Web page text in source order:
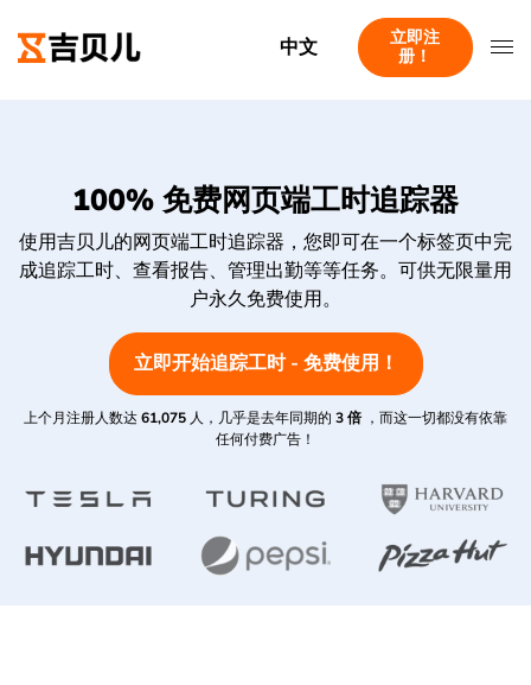
中文
立即注
册！
100% 免费网页端工时追踪器
使用吉贝儿的网页端工时追踪器，您即可在一个标签页中完
成追踪工时、查看报告、管理出勤等等任务。可供无限量用
户永久免费使用。
立即开始追踪工时 - 免费使用！
上个月注册人数达61,075 人，几乎是去年同期的 3 倍 ，而这一切都没有依靠
任何付费广告！